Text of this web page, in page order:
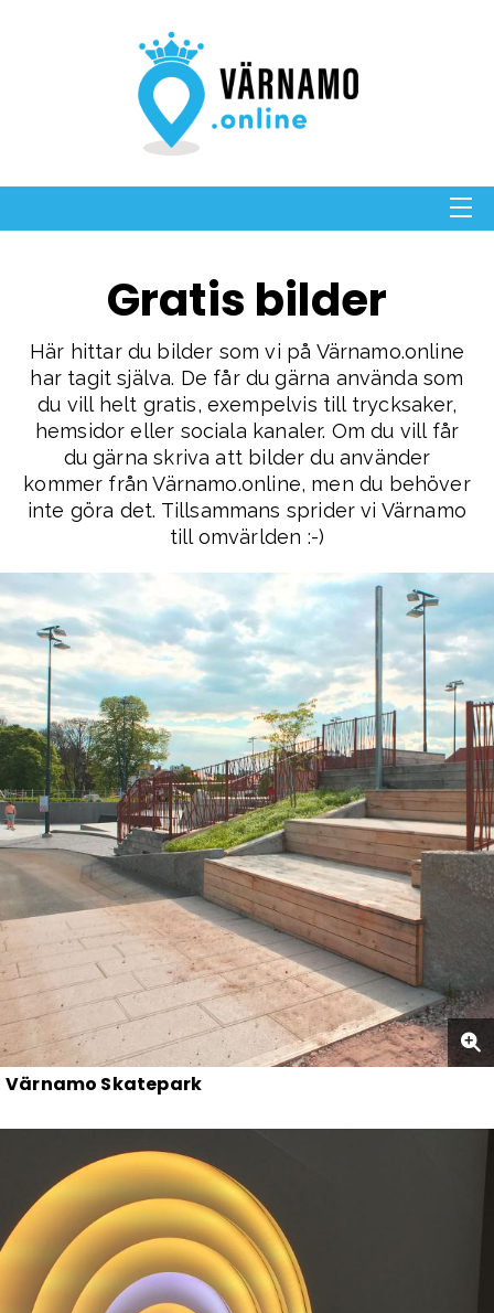
Gratis bilder
Här hittar du bilder som vi på Värnamo.online
har tagit själva. De får du gärna använda som
du vill helt gratis, exempelvis till trycksaker,
hemsidor eller sociala kanaler. Om du vill får
du gärna skriva att bilder du använder
kommer från Värnamo.online, men du behöver
inte göra det. Tillsammans sprider vi Värnamo
till omvärlden :-)
Värnamo Skatepark